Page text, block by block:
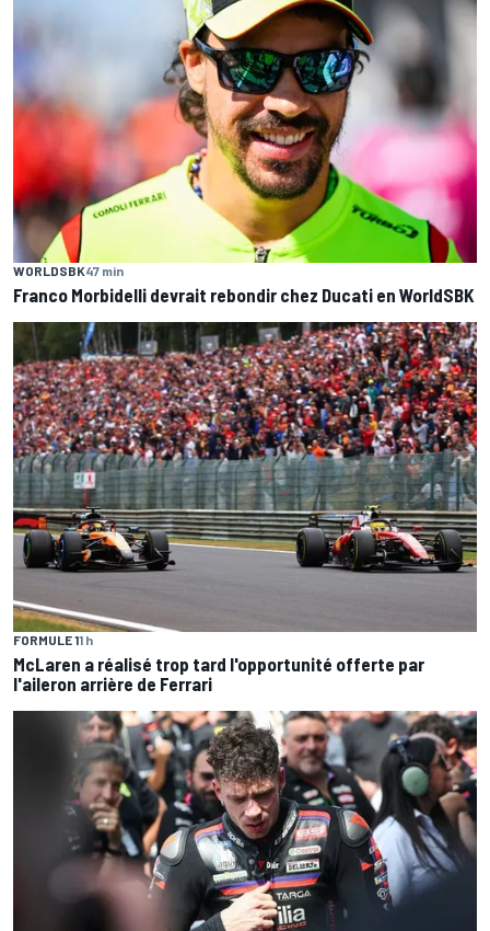
WORLDSBK47 min
Franco Morbidelli devrait rebondir chez Ducati en WorldSBK
FORMULE 11 h
McLaren a réalisé trop tard l'opportunité offerte par
l'aileron arrière de Ferrari